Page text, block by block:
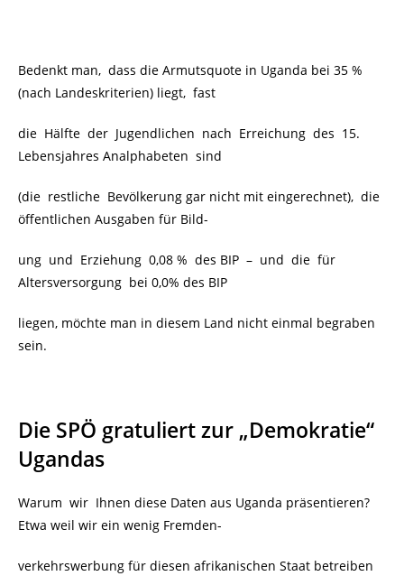
Bedenkt man, dass die Armutsquote in Uganda bei 35 %
(nach Landeskriterien) liegt, fast
die Hälfte der Jugendlichen nach Erreichung des 15.
Lebensjahres Analphabeten sind
(die restliche Bevölkerung gar nicht mit eingerechnet), die
öffentlichen Ausgaben für Bild-
ung und Erziehung 0,08 % des BIP – und die für
Altersversorgung bei 0,0% des BIP
liegen, möchte man in diesem Land nicht einmal begraben
sein.
Die SPÖ gratuliert zur „Demokratie“
Ugandas
Warum wir Ihnen diese Daten aus Uganda präsentieren?
Etwa weil wir ein wenig Fremden-
verkehrswerbung für diesen afrikanischen Staat betreiben